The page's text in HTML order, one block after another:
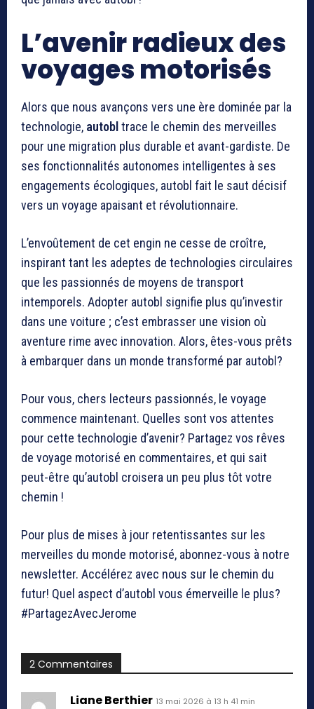
L’avenir radieux des
voyages motorisés
Alors que nous avançons vers une ère dominée par la
technologie, autobltrace le chemin des merveilles
pour une migration plus durable et avant-gardiste. De
ses fonctionnalités autonomes intelligentes à ses
engagements écologiques, autobl fait le saut décisif
vers un voyage apaisant et révolutionnaire.
L’envoûtement de cet engin ne cesse de croître,
inspirant tant les adeptes de technologies circulaires
que les passionnés de moyens de transport
intemporels. Adopter autobl signifie plus qu’investir
dans une voiture ; c’est embrasser une vision où
aventure rime avec innovation. Alors, êtes-vous prêts
à embarquer dans un monde transformé par autobl?
Pour vous, chers lecteurs passionnés, le voyage
commence maintenant. Quelles sont vos attentes
pour cette technologie d’avenir? Partagez vos rêves
de voyage motorisé en commentaires, et qui sait
peut-être qu’autobl croisera un peu plus tôt votre
chemin !
Pour plus de mises à jour retentissantes sur les
merveilles du monde motorisé, abonnez-vous à notre
newsletter. Accélérez avec nous sur le chemin du
futur! Quel aspect d’autobl vous émerveille le plus?
#PartagezAvecJerome
2 Commentaires
Liane Berthier 13 mai 2026 à 13 h 41 min